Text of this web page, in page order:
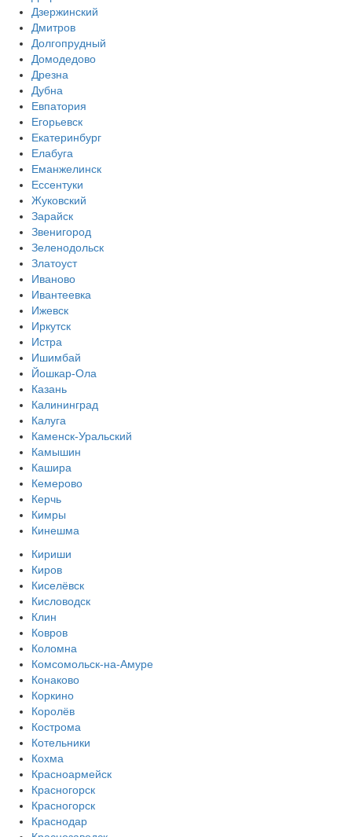
Дзержинский
Дмитров
Долгопрудный
Домодедово
Дрезна
Дубна
Евпатория
Егорьевск
Екатеринбург
Елабуга
Еманжелинск
Ессентуки
Жуковский
Зарайск
Звенигород
Зеленодольск
Златоуст
Иваново
Ивантеевка
Ижевск
Иркутск
Истра
Ишимбай
Йошкар-Ола
Казань
Калининград
Калуга
Каменск-Уральский
Камышин
Кашира
Кемерово
Керчь
Кимры
Кинешма
Кириши
Киров
Киселёвск
Кисловодск
Клин
Ковров
Коломна
Комсомольск-на-Амуре
Конаково
Коркино
Королёв
Кострома
Котельники
Кохма
Красноармейск
Красногорск
Красногорск
Краснодар